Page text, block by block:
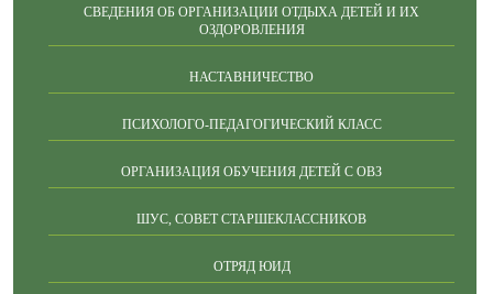
СВЕДЕНИЯ ОБ ОРГАНИЗАЦИИ ОТДЫХА ДЕТЕЙ И ИХ
ОЗДОРОВЛЕНИЯ
НАСТАВНИЧЕСТВО
ПСИХОЛОГО-ПЕДАГОГИЧЕСКИЙ КЛАСС
ОРГАНИЗАЦИЯ ОБУЧЕНИЯ ДЕТЕЙ С ОВЗ
ШУС, СОВЕТ СТАРШЕКЛАССНИКОВ
ОТРЯД ЮИД